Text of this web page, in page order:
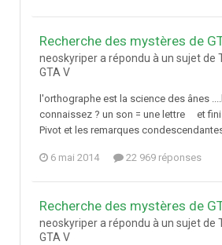
Recherche des mystères de
neoskyriper a répondu à un sujet de
GTA V
l'orthographe est la science des ânes
connaissez ? un son = une lettre et
Pivot et les remarques
6 mai 2014 22 969 réponses
Recherche des mystères de
neoskyriper a répondu à un sujet de
GTA V